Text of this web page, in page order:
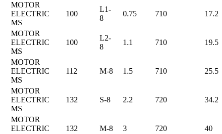
MOTOR
ELECTRIC
MS
100
L1-
8
0.75 710 17.2
MOTOR
ELECTRIC
MS
100
L2-
8
1.1 710 19.5
MOTOR
ELECTRIC
MS
112 M-8 1.5 710 25.5
MOTOR
ELECTRIC
MS
132 S-8 2.2 720 34.2
MOTOR
ELECTRIC
132 M-8 3 720 40